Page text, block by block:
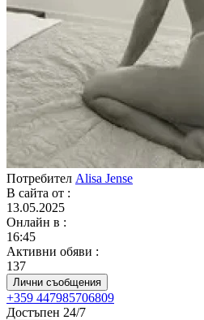
Потребител Alisa Jense
В сайта от :
13.05.2025
Онлайн в :
16:45
Активни обяви :
137
Лични съобщения
+359 447985706809
Достъпен 24/7